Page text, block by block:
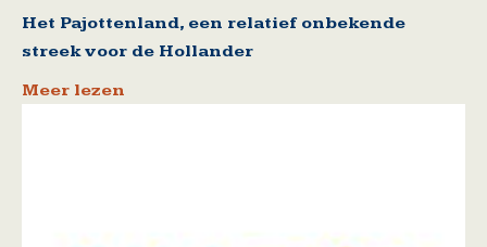
Het Pajottenland, een relatief onbekende
streek voor de Hollander
Meer lezen